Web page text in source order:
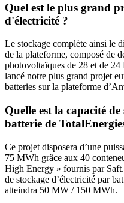
Quel est le plus grand
d'électricité ?
Le stockage complète ainsi le
de la plateforme, composé de
photovoltaïques de 28 et de
lancé notre plus grand projet
batteries sur la plateforme
Quelle est la capacité
batterie de
Ce projet disposera d’une
75 MWh grâce aux 40
High Energy » fournis par
de stockage d’électricité par
atteindra 50 MW / 150 MWh.